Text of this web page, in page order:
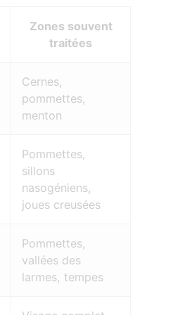
Zones souvent
traitées
Cernes,
pommettes,
menton
Pommettes,
sillons
nasogéniens,
joues creusées
Pommettes,
vallées des
larmes, tempes